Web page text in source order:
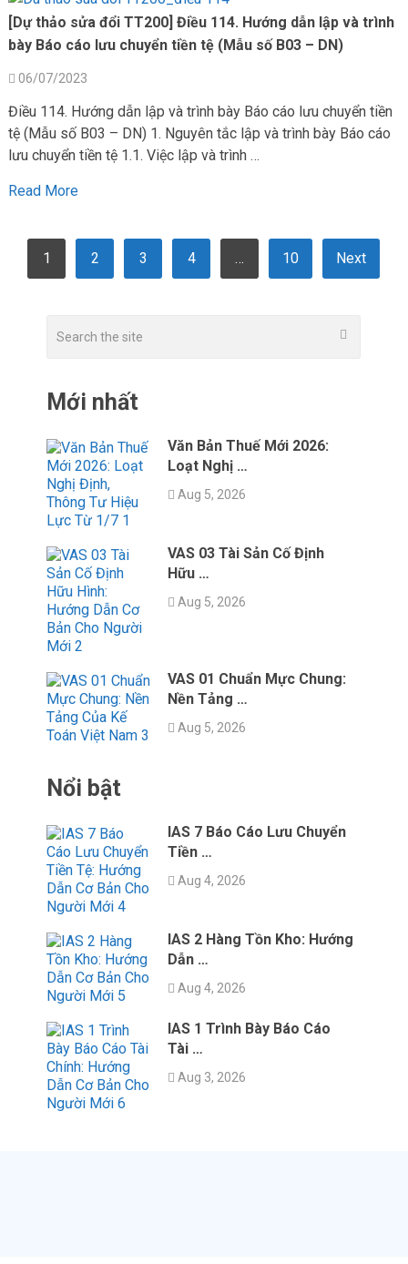
[Dự thảo sửa đổi TT200] Điều 114. Hướng dẫn lập và trình
bày Báo cáo lưu chuyển tiền tệ (Mẫu số B03 – DN)
06/07/2023
Điều 114. Hướng dẫn lập và trình bày Báo cáo lưu chuyển tiền
tệ (Mẫu số B03 – DN) 1. Nguyên tắc lập và trình bày Báo cáo
lưu chuyển tiền tệ 1.1. Việc lập và trình …
Read More
POSTS
PAGINATION
1 2 3 4 … 10 Next
Mới nhất
Văn Bản Thuế Mới 2026:
Loạt Nghị …
Aug 5, 2026
VAS 03 Tài Sản Cố Định
Hữu …
Aug 5, 2026
VAS 01 Chuẩn Mực Chung:
Nền Tảng …
Aug 5, 2026
Nổi bật
IAS 7 Báo Cáo Lưu Chuyển
Tiền …
Aug 4, 2026
IAS 2 Hàng Tồn Kho: Hướng
Dẫn …
Aug 4, 2026
IAS 1 Trình Bày Báo Cáo
Tài …
Aug 3, 2026